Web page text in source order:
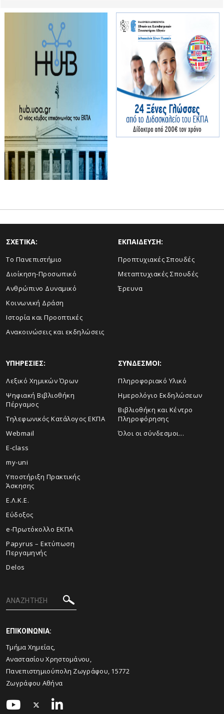
ΣΧΕΤΙΚΑ:
Το Πανεπιστήμιο
Διοίκηση-Προσωπικό
Ανθρώπινο Δυναμικό
Κοινωνική Δράση
Ιστορία και Προοπτικές
Ανακοινώσεις και εκδηλώσεις
ΕΚΠΑΙΔΕΥΣΗ:
Προπτυχιακές Σπουδές
Μεταπτυχιακές Σπουδές
Έρευνα
ΥΠΗΡΕΣΙΕΣ:
Λεξικό Χημικών Όρων
Ψηφιακή Βιβλιοθήκη
Πέργαμος
Τηλεφωνικός Κατάλογος ΕΚΠΑ
Webmail
E-class
my-uni
Υποστήριξη Πρακτικής
Άσκησης
Ε.Λ.Κ.Ε.
Εύδοξος
e-Πρωτόκολλο ΕΚΠΑ
Papyrus – Εκτύπωση
Περγαμηνής
Delos
ΣΥΝΔΕΣΜΟΙ:
Πληροφοριακό Υλικό
Ημερολόγιο Εκδηλώσεων
Βιβλιοθήκη και Κέντρο
Πληροφόρησης
Όλοι οι σύνδεσμοι...
ΕΠΙΚΟΙΝΩΝΙΑ:
Τμήμα Χημείας,
Αναστασίου Χρηστομάνου,
Πανεπιστημιούπολη Ζωγράφου, 15772
Ζωγράφου Αθήνα